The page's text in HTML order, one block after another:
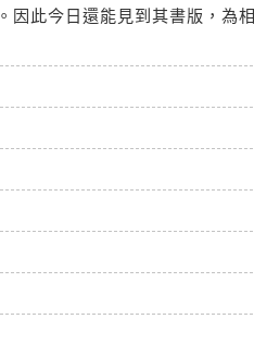
因此今日還能見到其書版，為相